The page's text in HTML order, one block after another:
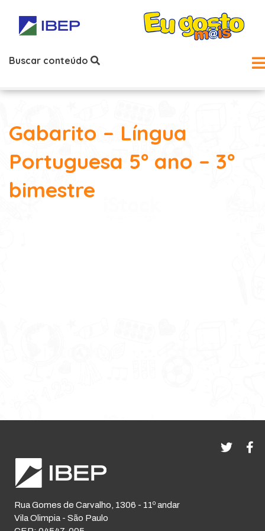
Buscar conteúdo
Gabarito – Língua
Portuguesa 5º ano – 3º
bimestre
Rua Gomes de Carvalho, 1306 - 11º andar
Vila Olimpia - São Paulo